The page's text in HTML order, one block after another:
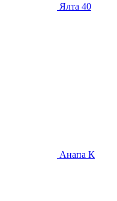
Ялта 40
Анапа К